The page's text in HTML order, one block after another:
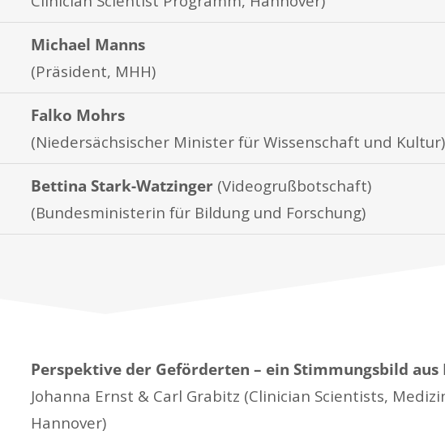
Michael Manns
(Präsident, MHH)
Falko Mohrs
(Niedersächsischer Minister für Wissenschaft und Kultur)
Bettina Stark-Watzinger (Videogrußbotschaft)
(Bundesministerin für Bildung und Forschung)
Perspektive der Geförderten – ein Stimmungsbild aus
Johanna Ernst & Carl Grabitz (Clinician Scientists,
Hannover)